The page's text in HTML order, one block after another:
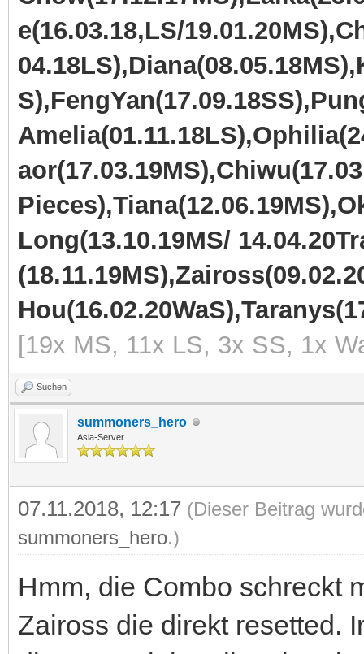
e(16.03.18,LS/
Long(13.10.19MS/
[19x MS, 11x LS, 3x SS, 1x
Suchen
summoners_hero
Asia-Server
07.11.2018, 12:17 (Dieser Beitrag
summoners_hero.)
Hmm, die Combo schreckt
Zaiross die direkt resetted.